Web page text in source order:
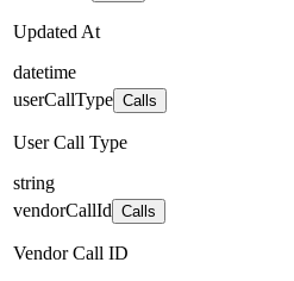
Updated At
datetime
userCallType Calls
User Call Type
string
vendorCallId Calls
Vendor Call ID